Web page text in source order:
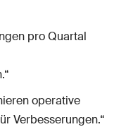
pro Quartal
operative
Verbesserungen.“